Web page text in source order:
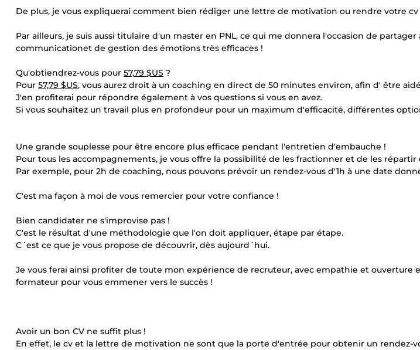
De plus, je vous expliquerai comment bien rédiger une lettre de motivation ou rendre votre cv
Par ailleurs, je suis aussi titulaire d'un master en PNL, ce qui me donnera l'occasion de partager
communicationet de gestion des émotions très efficaces !
Qu'obtiendrez-vous pour 57,79 $US ?
Pour 57,79 $US, vous aurez droit à un coaching en direct de 50 minutes environ, afin d' être
J'en profiterai pour répondre également à vos questions si vous en avez.
Si vous souhaitez un travail plus en profondeur pour un maximum d'efficacité, différentes
Une grande souplesse pour être encore plus efficace pendant l'entretien d'embauche !
Pour tous les accompagnements, je vous offre la possibilité de les fractionner et de les répartir
Par exemple, pour 2h de coaching, nous pouvons prévoir un rendez-vous d'1h à une date
C'est ma façon à moi de vous remercier pour votre confiance !
Bien candidater ne s'improvise pas !
C'est le résultat d'une méthodologie que l'on doit appliquer, étape par étape.
C´est ce que je vous propose de découvrir, dès aujourd´hui.
Je vous ferai ainsi profiter de toute mon expérience de recruteur, avec empathie et ouverture
formateur pour vous emmener vers le succès !
Avoir un bon CV ne suffit plus !
En effet, le cv et la lettre de motivation ne sont que la porte d'entrée pour obtenir un rendez-